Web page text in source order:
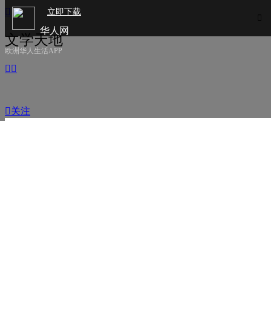

立即下载
华人网
欧洲华人生活APP
文学天地
 
 关注